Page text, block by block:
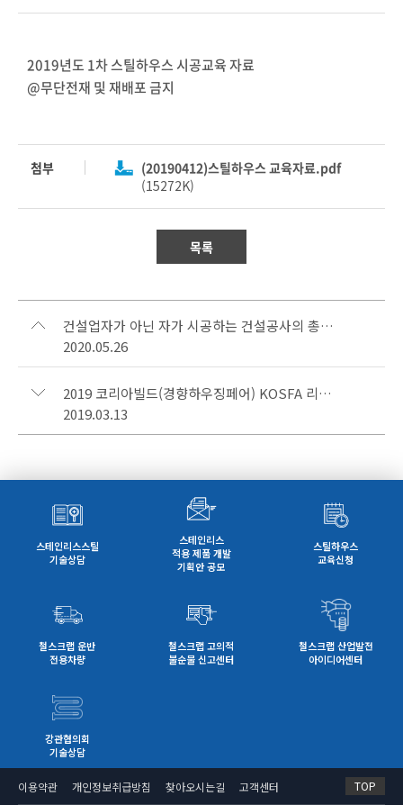
2019년도 1차 스틸하우스 시공교육 자료
@무단전재 및 재배포 금지
첨부
(20190412)스틸하우스 교육자료.pdf
(15272K)
목록
건설업자가 아닌 자가 시공하는 건설공사의 총공사금액 산정방법에 관한 규정[고용노동부고시 제2019-88호)
2020.05.26
2019 코리아빌드(경향하우징페어) KOSFA 리플렛
2019.03.13
스테인리스스틸
기술상담
스테인리스
적용 제품 개발
기획안 공모
스틸하우스
교육신청
철스크랩 운반
전용차량
철스크랩 고의적
불순물 신고센터
철스크랩 산업발전
아이디어센터
강관협의회
기술상담
이용약관 개인정보취급방침 찾아오시는길 고객센터 TOP